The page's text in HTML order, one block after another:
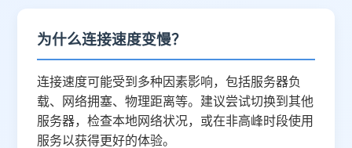
为什么连接速度变慢？
连接速度可能受到多种因素影响，包括服务器负
载、网络拥塞、物理距离等。建议尝试切换到其他
服务器，检查本地网络状况，或在非高峰时段使用
服务以获得更好的体验。